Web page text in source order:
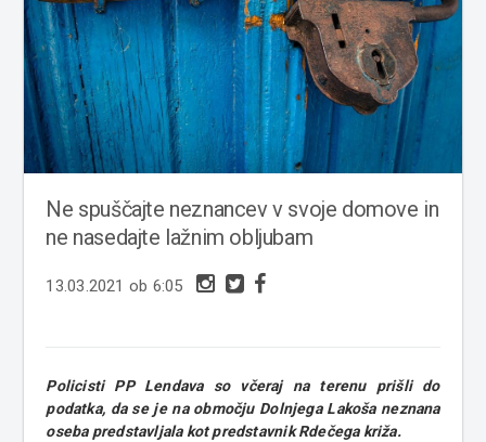
Ne spuščajte neznancev v svoje domove in
ne nasedajte lažnim obljubam
13.03.2021 ob 6:05
Policisti PP Lendava so včeraj na terenu prišli do
podatka, da se je na območju Dolnjega Lakoša neznana
oseba predstavljala kot predstavnik Rdečega križa.